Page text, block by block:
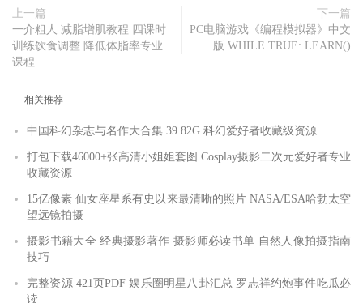
上一篇
一介粗人 减脂增肌教程 四课时
训练饮食调整 降低体脂率专业
课程
下一篇
PC电脑游戏《编程模拟器》中文
版 WHILE TRUE: LEARN()
相关推荐
中国科幻杂志与名作大合集 39.82G 科幻爱好者收藏级资源
打包下载46000+张高清小姐姐套图 Cosplay摄影二次元爱好者专业
收藏资源
15亿像素 仙女座星系有史以来最清晰的照片 NASA/ESA哈勃太空
望远镜拍摄
摄影书籍大全 经典摄影著作 摄影师必读书单 自然人像拍摄指南
技巧
完整资源 421页PDF 娱乐圈明星八卦汇总 罗志祥约炮事件吃瓜必
读